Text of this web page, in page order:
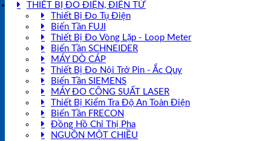
THIẾT BỊ ĐO ĐIỆN, ĐIỆN TỬ
Thiết Bị Đo Tụ Điện
Biến Tần FUJI
Thiết Bị Đo Vòng Lặp - Loop Meter
Biến Tần SCHNEIDER
MÁY DÒ CÁP
Thiết Bị Đo Nội Trở Pin - Ắc Quy
Biến Tần SIEMENS
MÁY ĐO CÔNG SUẤT LASER
Thiết Bị Kiểm Tra Độ An Toàn Điện
Biến Tần FRECON
Đồng Hồ Chỉ Thị Pha
NGUỒN MỘT CHIỀU